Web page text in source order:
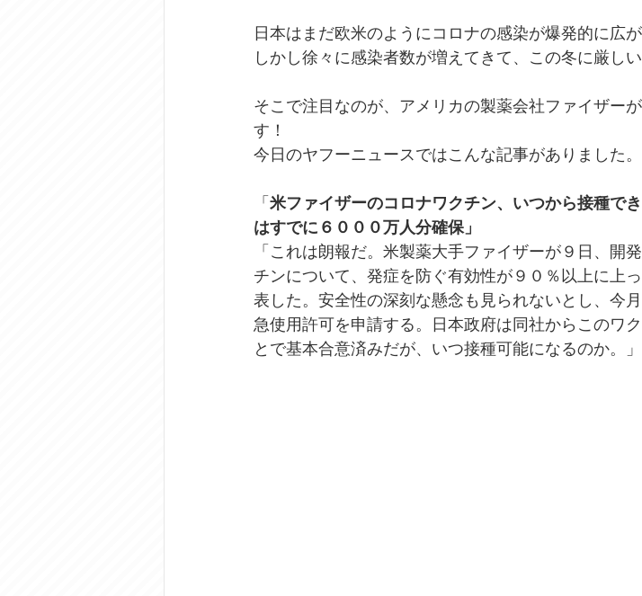
日本はまだ欧米のようにコロナの感染が爆発的に広が
しかし徐々に感染者数が増えてきて、この冬に厳し
そこで注目なのが、アメリカの製薬会社ファイザー
す！
今日のヤフーニュースではこんな記事がありました。
「 米ファイザーのコロナワクチン、いつから接種で
はすでに６０００万人分確保」
「これは朗報だ。米製薬大手ファイザーが９日、開
チンについて、発症を防ぐ有効性が９０％以上に上
表した。安全性の深刻な懸念も見られないとし、今
急使用許可を申請する。日本政府は同社からこのワ
とで基本合意済みだが、いつ接種可能になるのか。